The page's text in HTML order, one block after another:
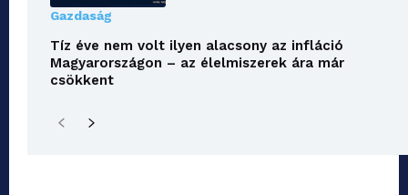
Gazdaság
Tíz éve nem volt ilyen alacsony az infláció
Magyarországon – az élelmiszerek ára már
csökkent